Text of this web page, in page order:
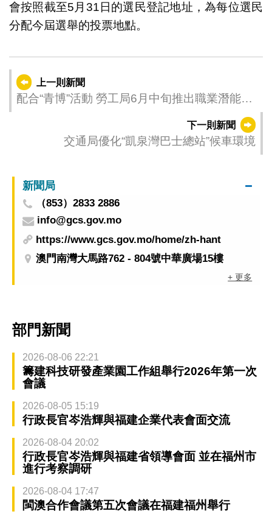
會按照截至5月31日的選民登記地址，為每位選民
分配今屆選舉的投票地點。
上一則新聞
配合“青博”活動 勞工局6月中旬推出職業潛能測
下一則新聞
交通局優化“凱泉灣巴士總站”候車環境
新聞局
（853）2833 2886
info@gcs.gov.mo
https://www.gcs.gov.mo/home/zh-hant
澳門南灣大馬路762 - 804號中華廣場15樓
+ 更多
部門新聞
2026-08-06 22:21
籌建科技研發產業園工作組舉行2026年第一次
會議
2026-08-05 15:19
行政長官岑浩輝與福建企業代表會面交流
2026-08-04 20:02
行政長官岑浩輝與福建省領導會面 並在福州市
進行考察調研
2026-08-04 17:47
閩澳合作會議第五次會議在福建福州舉行